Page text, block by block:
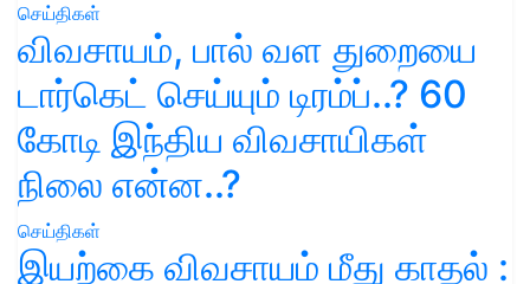
செய்திகள்
விவசாயம், பால் வள துறையை
டார்கெட் செய்யும் டிரம்ப்..? 60
கோடி இந்திய விவசாயிகள்
நிலை என்ன..?
செய்திகள்
இயற்கை விவசாயம் மீது காதல் :